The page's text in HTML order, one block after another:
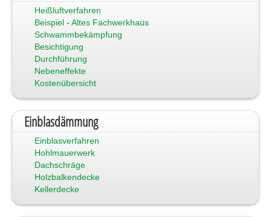
Heißluftverfahren
Beispiel - Altes Fachwerkhaus
Schwammbekämpfung
Besichtigung
Durchführung
Nebeneffekte
Kostenübersicht
Einblasdämmung
Einblasverfahren
Hohlmauerwerk
Dachschräge
Holzbalkendecke
Kellerdecke